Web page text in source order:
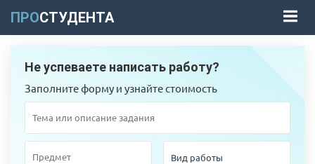
ПРОСТУДЕНТА
Не успеваете написать работу?
Заполните форму и узнайте стоимость